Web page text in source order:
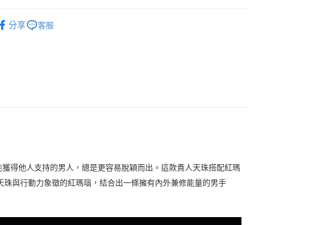
每筆NT$300
分享 客服
得他人支持的男人，總是更容易脫穎而出。這款貴人天珠搭配紅瑪
與行動力象徵的紅瑪瑙，結合出一條擁有內外兼修能量的男手